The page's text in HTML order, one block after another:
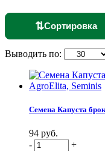
⇅Сортировка
Выводить по:
Семена Капуста
94 руб.
-
+